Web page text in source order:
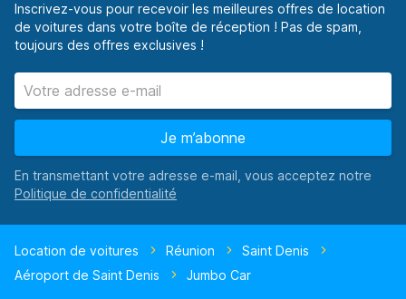
Inscrivez-vous pour recevoir les meilleures offres de location
de voitures dans votre boîte de réception ! Pas de spam,
toujours des offres exclusives !
Je m’abonne
En transmettant votre adresse e-mail, vous acceptez notre
Location de voitures Réunion
Saint Denis
Aéroport de Saint Denis
Jumbo Car